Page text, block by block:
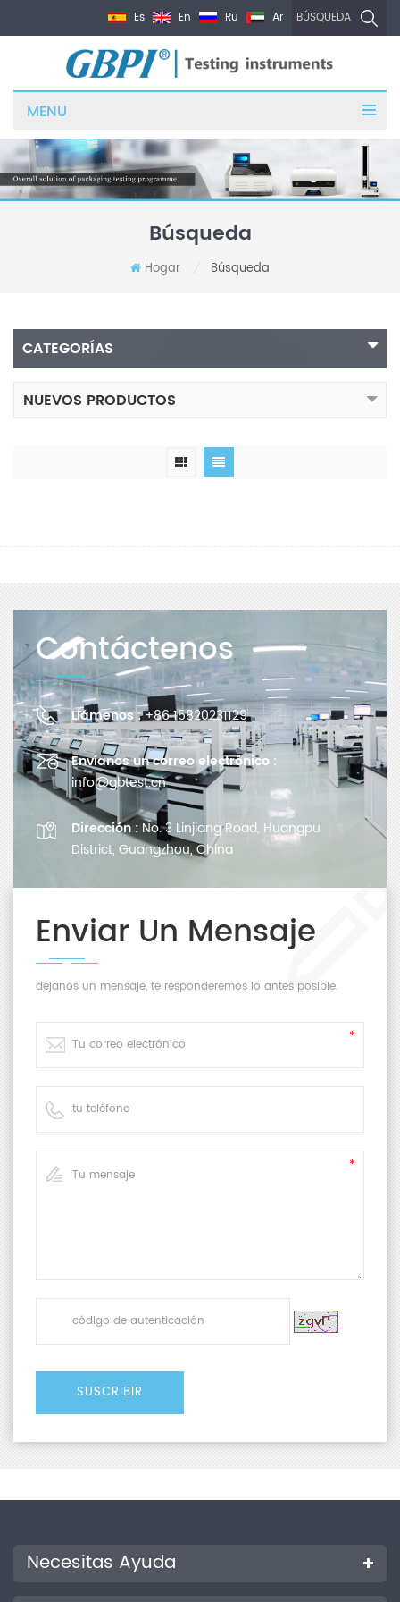
BÚSQUEDA
Es En Ru Ar
MENU
Búsqueda
Hogar Búsqueda
CATEGORÍAS
NUEVOS PRODUCTOS
Contáctenos
Llámenos :+86 15820231129
Envíanos un correo electrónico :
info@gbtest.cn
Dirección : No. 3 Linjiang Road, Huangpu
District, Guangzhou, China
Enviar Un Mensaje
déjanos un mensaje, te responderemos lo antes posible.
Necesitas Ayuda